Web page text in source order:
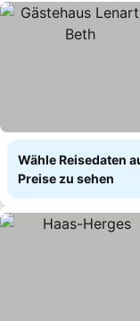
Wähle Reisedaten
Preise zu sehen